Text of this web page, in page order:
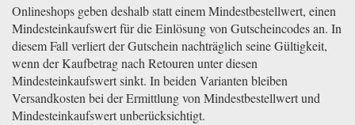
Onlineshops geben deshalb statt einem Mindestbestellwert, einen
Mindesteinkaufswert für die Einlösung von Gutscheincodes an. In
diesem Fall verliert der Gutschein nachträglich seine Gültigkeit,
wenn der Kaufbetrag nach Retouren unter diesen
Mindesteinkaufswert sinkt. In beiden Varianten bleiben
Versandkosten bei der Ermittlung von Mindestbestellwert und
Mindesteinkaufswert unberücksichtigt.